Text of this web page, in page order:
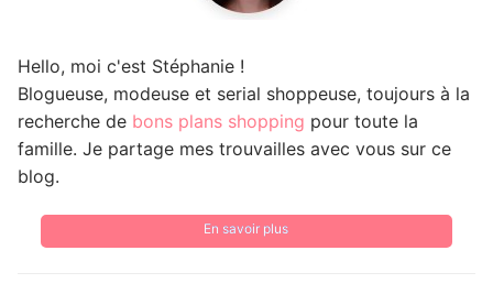
Hello, moi c'est Stéphanie !
Blogueuse, modeuse et serial shoppeuse, toujours à la
recherche de bons plans shopping pour toute la
famille. Je partage mes trouvailles avec vous sur ce
blog.
En savoir plus